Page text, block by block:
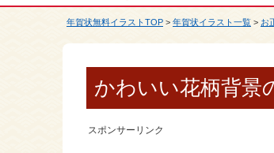
年賀状無料イラストTOP > 年賀状イラスト一覧 > お
かわいい花柄背景
スポンサーリンク